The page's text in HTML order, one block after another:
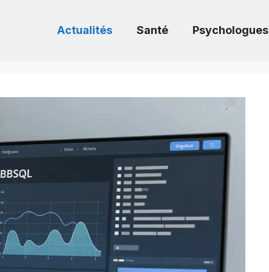
Actualités Santé Psychologues